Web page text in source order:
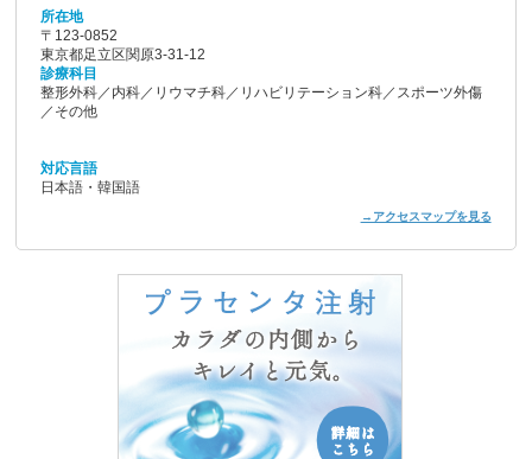
所在地
〒123-0852
東京都足立区関原3-31-12
診療科目
整形外科／内科／リウマチ科／リハビリテーション科／スポーツ外傷
／その他
対応言語
日本語・韓国語
→アクセスマップを見る